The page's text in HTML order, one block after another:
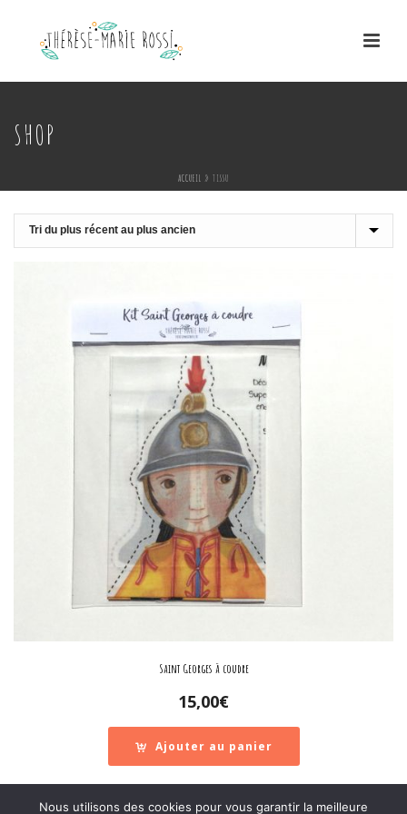
SHOP
ACCUEIL » TISSU
Saint Georges à coudre
15,00€
Ajouter au panier
Nous utilisons des cookies pour vous garantir la meilleure